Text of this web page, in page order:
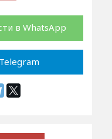
в WhatsApp